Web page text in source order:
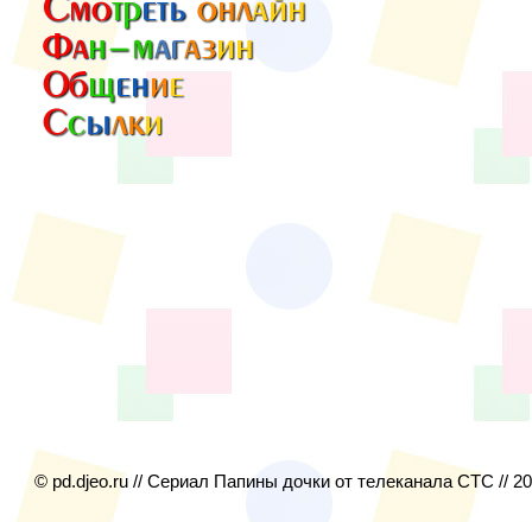
© pd.djeo.ru // Сериал Папины дочки от телеканала СТС //